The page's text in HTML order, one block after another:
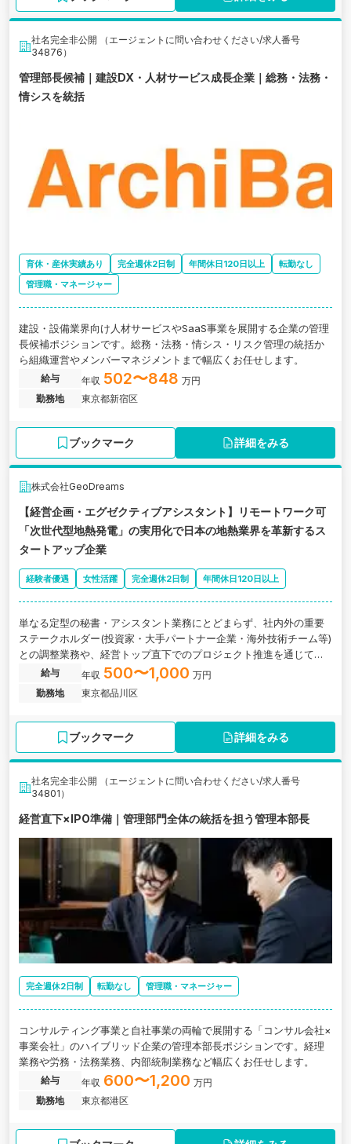
社名完全非公開 （エージェントに問い合わせください/求人番号
34876）
管理部長候補｜建設DX・人材サービス成長企業｜総務・法務・
情シスを統括
育休・産休実績あり 完全週休2日制 年間休日120日以上
転勤なし
管理職・マネージャー
建設・設備業界向け人材サービスやSaaS事業を展開する企業の管理
長候補ポジションです。総務・法務・情シス・リスク管理の統括か
ら組織運営やメンバーマネジメントまで幅広くお任せします。
給与 年収 502〜848 万円
勤務地
東京都新宿区
ブックマーク 詳細をみる
株式会社GeoDreams
【経営企画・エグゼクティブアシスタント】リモートワーク可
「次世代型地熱発電」の実用化で日本の地熱業界を革新するス
タートアップ企業
経験者優遇 女性活躍 完全週休2日制 年間休日120日以上
単なる定型の秘書・アシスタント業務にとどまらず、社内外の重要
ステークホルダー(投資家・大手パートナー企業・海外技術チーム等)
との調整業務や、経営トップ直下でのプロジェクト推進を通じて、
会社がダイナミックに成長していく姿を 牽引・体感いただける方を
募集します。大阪府大阪市にある「次世代型地熱発電」の実用化で
日本の地熱業界を革新するスタートアップ企業
給与 年収 500〜1,000 万円
勤務地
東京都品川区
ブックマーク 詳細をみる
社名完全非公開 （エージェントに問い合わせください/求人番号
34801）
経営直下×IPO準備｜管理部門全体の統括を担う管理本部長
完全週休2日制 転勤なし 管理職・マネージャー
コンサルティング事業と自社事業の両輪で展開する「コンサル会社×
事業会社」のハイブリッド企業の管理本部長ポジションです。経理
業務や労務・法務業務、内部統制業務など幅広くお任せします。
給与 年収 600〜1,200 万円
勤務地
東京都港区